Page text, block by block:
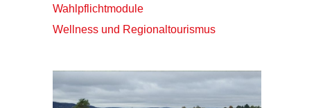
Wahlpflichtmodule
Wellness und Regionaltourismus